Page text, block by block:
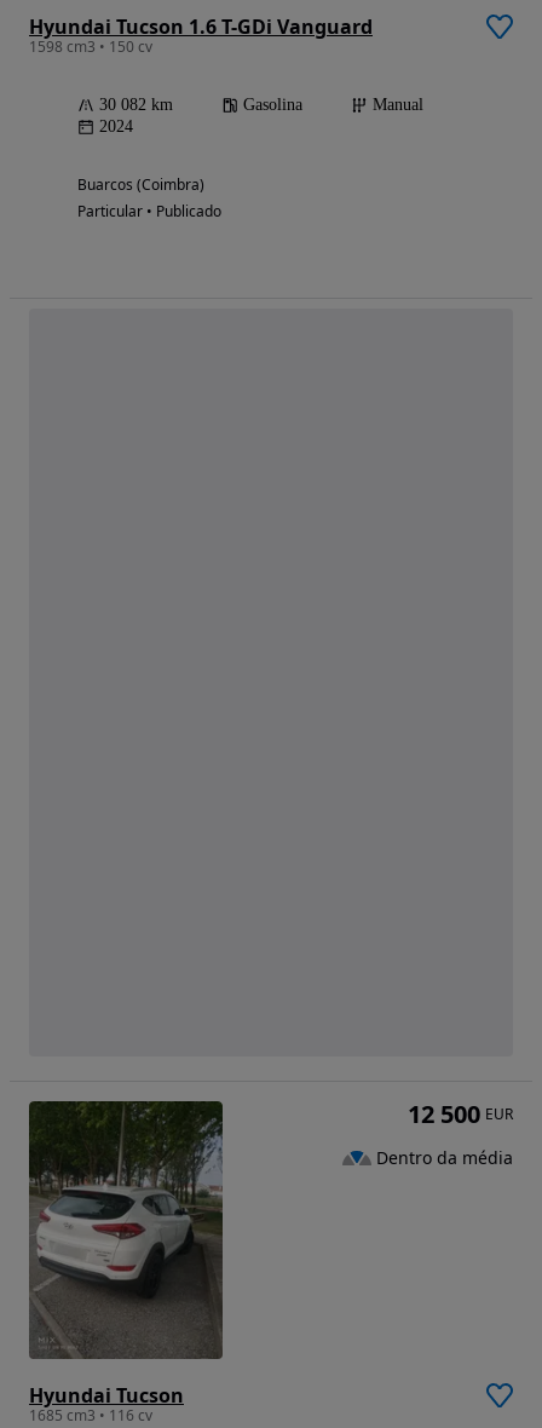
Hyundai Tucson 1.6 T-GDi Vanguard
1598 cm3 • 150 cv
30 082 km Gasolina
Manual
2024
Buarcos (Coimbra)
Particular • Publicado
Hyundai Tucson
1685 cm3 • 116 cv
12 500 EUR
Dentro da média